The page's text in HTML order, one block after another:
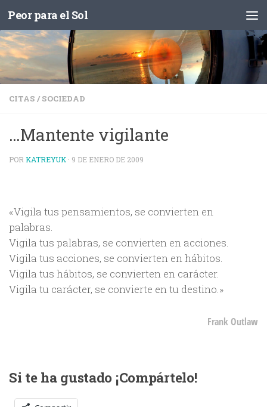
Saltar al contenido
Peor para el Sol
CITAS / SOCIEDAD
…Mantente vigilante
POR KATREYUK · 9 DE ENERO DE 2009
«Vigila tus pensamientos, se convierten en
palabras.
Vigila tus palabras, se convierten en acciones.
Vigila tus acciones, se convierten en hábitos.
Vigila tus hábitos, se convierten en carácter.
Vigila tu carácter, se convierte en tu destino.»
Frank Outlaw
Si te ha gustado ¡Compártelo!